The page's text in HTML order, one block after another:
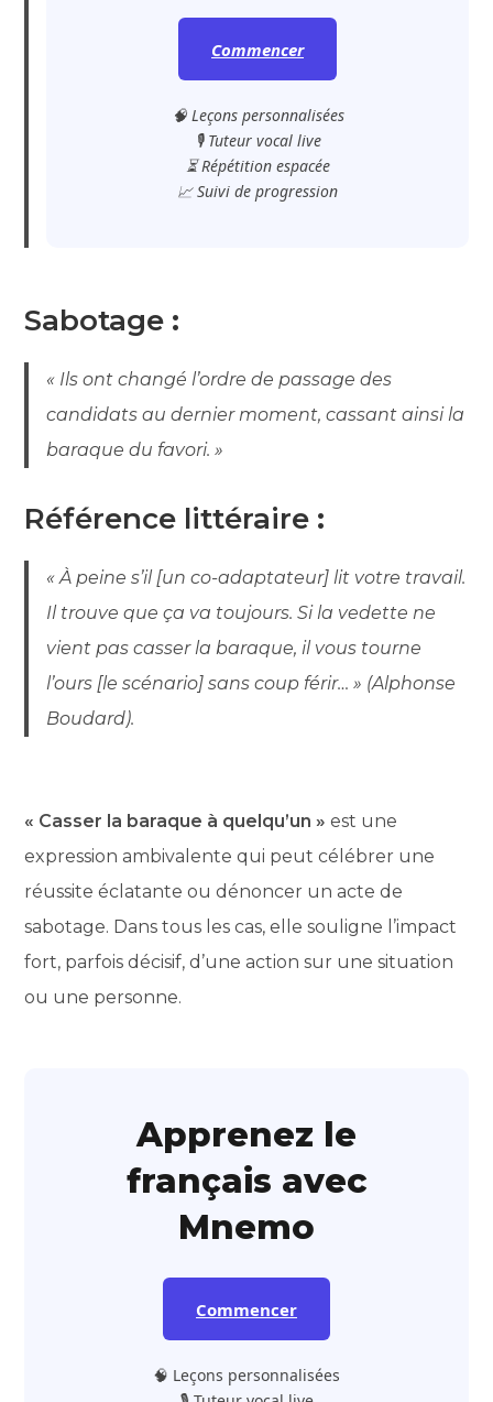
Commencer
🧠 Leçons personnalisées
🎙️ Tuteur vocal live
⏳ Répétition espacée
📈 Suivi de progression
Sabotage :
« Ils ont changé l’ordre de passage des
candidats au dernier moment, cassant ainsi la
baraque du favori. »
Référence littéraire :
« À peine s’il [un co-adaptateur] lit votre travail.
Il trouve que ça va toujours. Si la vedette ne
vient pas casser la baraque, il vous tourne
l’ours [le scénario] sans coup férir… » (Alphonse
Boudard).
« Casser la baraque à quelqu’un » est une
expression ambivalente qui peut célébrer une
réussite éclatante ou dénoncer un acte de
sabotage. Dans tous les cas, elle souligne l’impact
fort, parfois décisif, d’une action sur une situation
ou une personne.
Apprenez le
français avec
Mnemo
Commencer
🧠 Leçons personnalisées